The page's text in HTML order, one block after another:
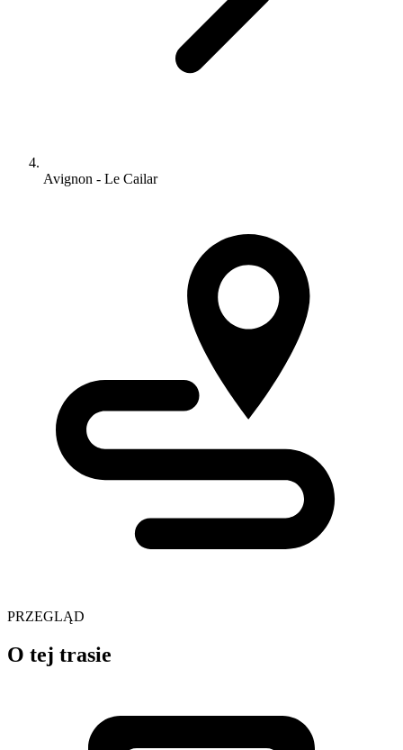
Avignon - Le Cailar
PRZEGLĄD
O tej trasie